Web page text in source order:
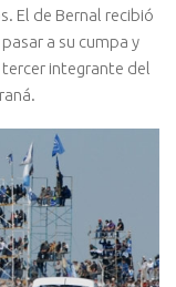
El de Bernal recibió
a su cumpa y
tercer integrante del